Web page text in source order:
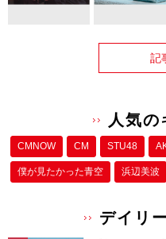
記
人気の
CMNOW CM STU48
僕が⾒たかった⻘空 浜辺美波
デイリ